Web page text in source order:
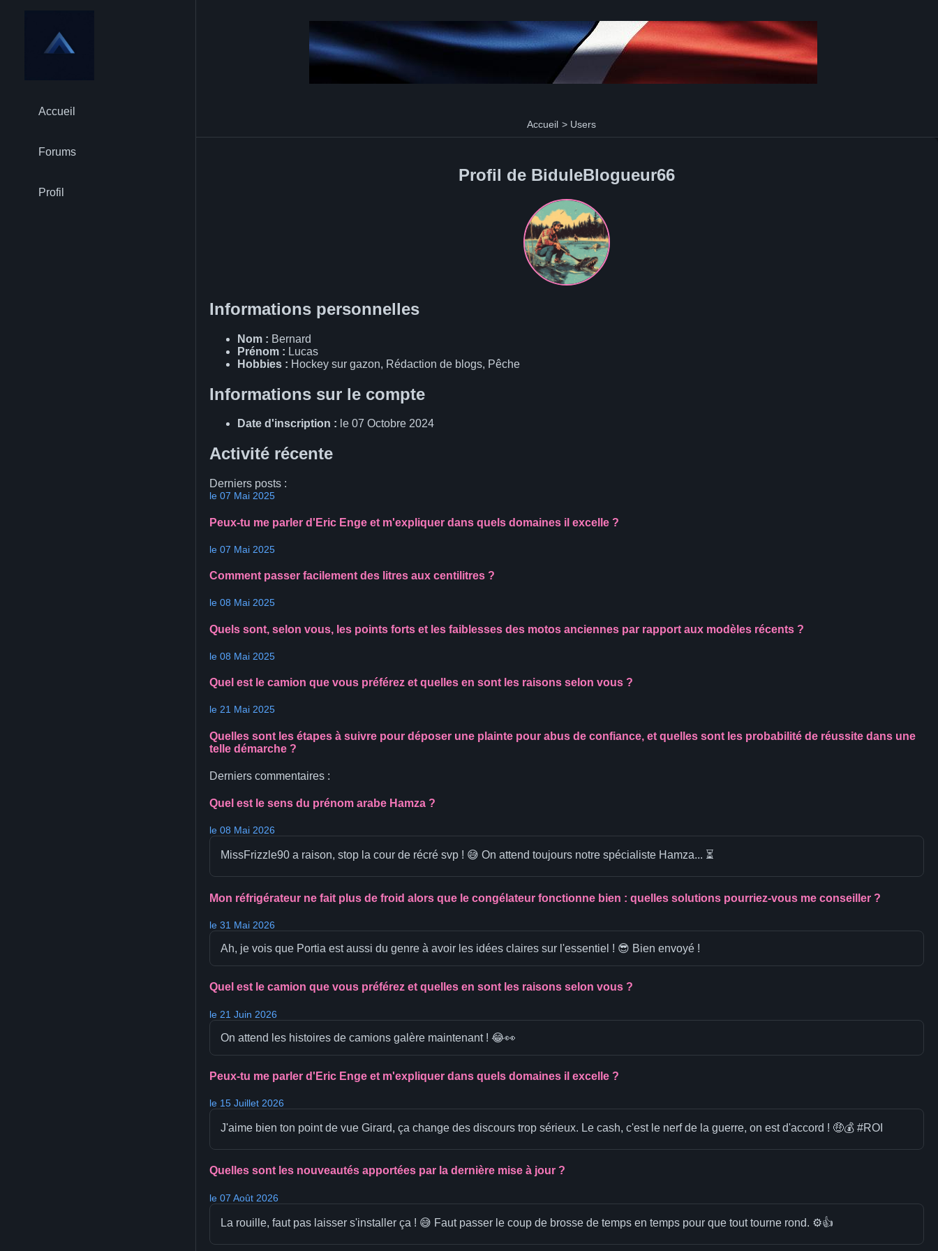
Accueil > Users
Accueil
Forums
Profil
Profil de BiduleBlogueur66
Informations personnelles
Nom : Bernard
Prénom : Lucas
Hobbies : Hockey sur gazon, Rédaction de blogs, Pêche
Informations sur le compte
Date d'inscription : le 07 Octobre 2024
Activité récente
Derniers posts :
le 07 Mai 2025
Peux-tu me parler d'Eric Enge et m'expliquer dans quels domaines il excelle ?
le 07 Mai 2025
Comment passer facilement des litres aux centilitres ?
le 08 Mai 2025
Quels sont, selon vous, les points forts et les faiblesses des motos anciennes par rapport aux modèles récents ?
le 08 Mai 2025
Quel est le camion que vous préférez et quelles en sont les raisons selon vous ?
le 21 Mai 2025
Quelles sont les étapes à suivre pour déposer une plainte pour abus de confiance, et quelles sont les probabilité de réussite dans une
telle démarche ?
Derniers commentaires :
Quel est le sens du prénom arabe Hamza ?
le 08 Mai 2026
MissFrizzle90 a raison, stop la cour de récré svp ! 😅 On attend toujours notre spécialiste Hamza... ⏳
Mon réfrigérateur ne fait plus de froid alors que le congélateur fonctionne bien : quelles solutions pourriez-vous me conseiller ?
le 31 Mai 2026
Ah, je vois que Portia est aussi du genre à avoir les idées claires sur l'essentiel ! 😎 Bien envoyé !
Quel est le camion que vous préférez et quelles en sont les raisons selon vous ?
le 21 Juin 2026
On attend les histoires de camions galère maintenant ! 😂👀
Peux-tu me parler d'Eric Enge et m'expliquer dans quels domaines il excelle ?
le 15 Juillet 2026
J'aime bien ton point de vue Girard, ça change des discours trop sérieux. Le cash, c'est le nerf de la guerre, on est d'accord ! 🤑💰 #ROI
Quelles sont les nouveautés apportées par la dernière mise à jour ?
le 07 Août 2026
La rouille, faut pas laisser s'installer ça ! 😅 Faut passer le coup de brosse de temps en temps pour que tout tourne rond. ⚙️👍